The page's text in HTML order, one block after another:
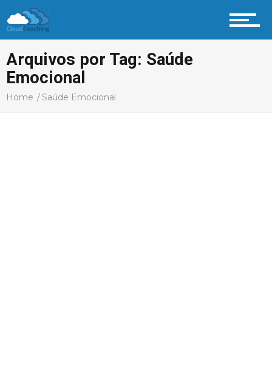
Arquivos por Tag: Saúde
Emocional
Home Saúde Emocional